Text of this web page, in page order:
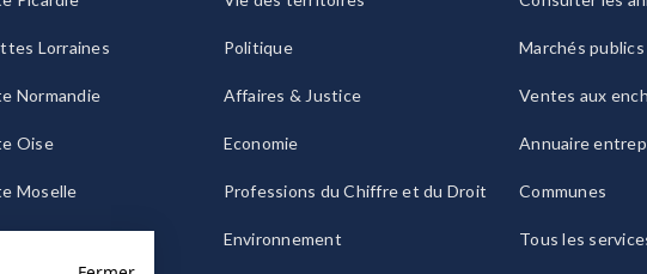
Lorraines
Normandie
Oise
Moselle
Politique
Affaires & Justice
Economie
Professions du Chiffre et du Droit
Environnement
Marchés publics
Ventes aux
Annuaire
Communes
Tous les